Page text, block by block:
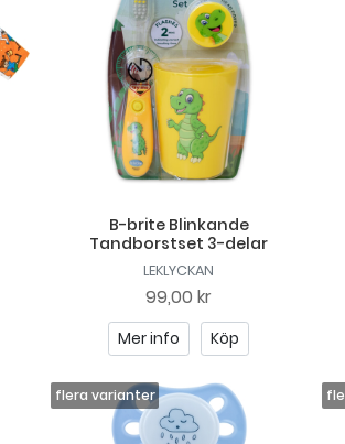
B-brite Blinkande
Tandborstset 3-delar
LEKLYCKAN
99,00 kr
Mer info Köp